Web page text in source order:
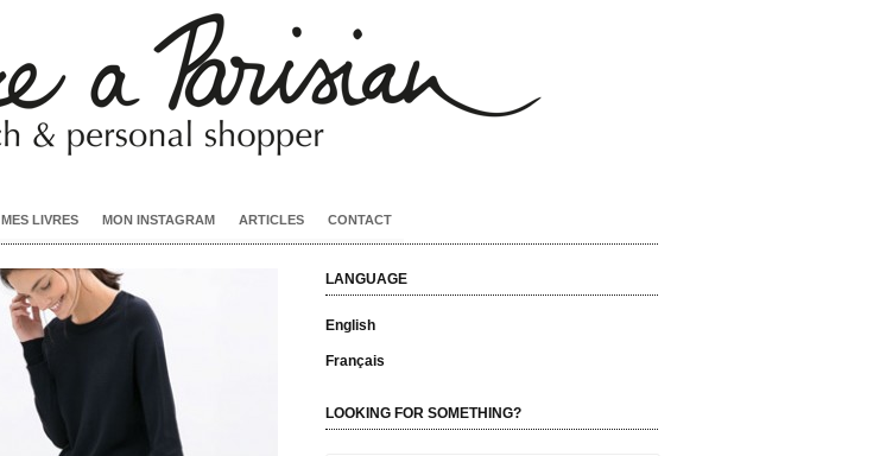
MES LIVRES MON INSTAGRAM ARTICLES CONTACT
LANGUAGE
English
Français
LOOKING FOR SOMETHING?